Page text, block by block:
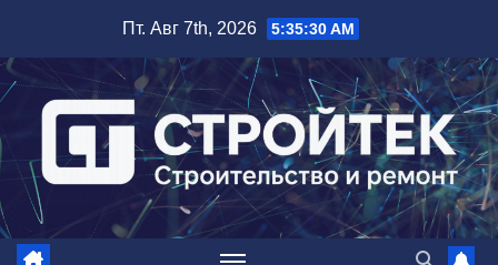
содержимому
Пт. Авг 7th, 2026 5:35:30 AM